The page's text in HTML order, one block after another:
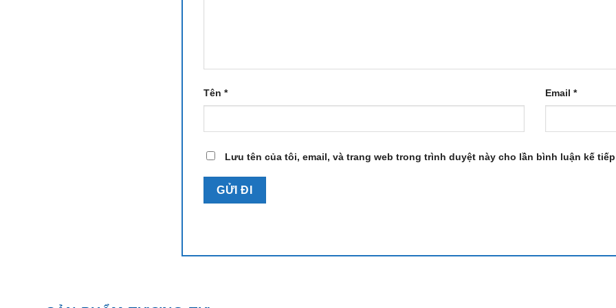
Tên * Email *
Lưu tên của tôi, email, và trang web trong trình duyệt này cho lần bình luận kế